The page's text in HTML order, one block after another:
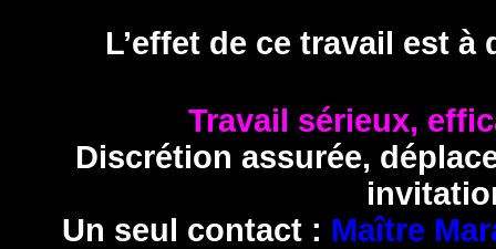
L’effet de ce travail est à
Travail sérieux,
Discrétion assurée,
Un seul contact : Maître